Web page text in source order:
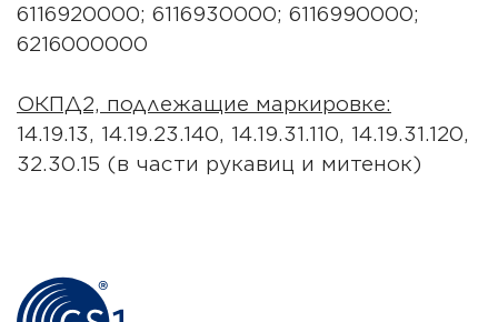
6116920000; 6116930000; 6116990000;
6216000000
ОКПД2, подлежащие маркировке:
14.19.13, 14.19.23.140, 14.19.31.110, 14.19.31.120,
32.30.15 (в части рукавиц и митенок)